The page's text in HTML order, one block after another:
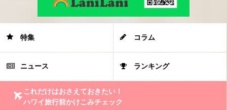
特集 コラム
ニュース ランキング
これだけはおさえておきたい！
ハワイ旅行前かけこみチェック